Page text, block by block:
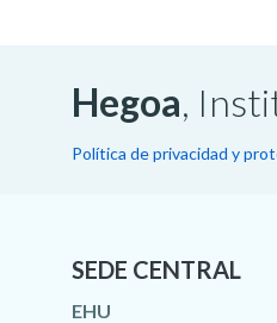
Hegoa,
Política de privacidad y
SEDE CENTRAL
EHU